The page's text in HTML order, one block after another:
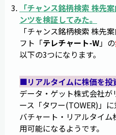
「チャンス銘柄検索 株先
ンツを検証してみた。
「チャンス銘柄検索 株先
フト「テレチャート-W」の
以下の3つになります。
■リアルタイムに株価を投
データ・ゲット株式会社
ース「タワー(TOWER)」
バチャート・リアルタイ
用可能になるようです。